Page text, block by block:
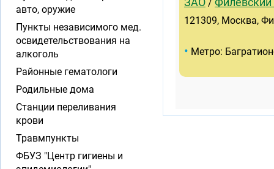
ЗАО /
121309, Москва,
• Метро:
авто, оружие
Пункты независимого мед.
освидетельствования на
алкоголь
Районные гематологи
Родильные дома
Станции переливания
крови
Травмпункты
ФБУЗ "Центр гигиены и